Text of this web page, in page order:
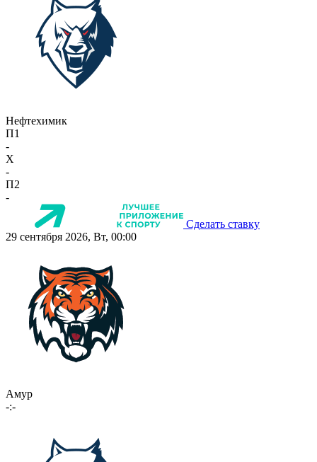
Нефтехимик
П1
-
X
-
П2
-
Сделать ставку
29 сентября 2026, Вт, 00:00
Амур
-:-